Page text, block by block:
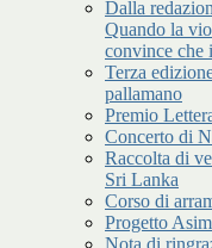
Dalla
Quando la
convince che
Terza
pallamano
Premio
Concerto di
Raccolta di
Sri Lanka
Corso di
Progetto